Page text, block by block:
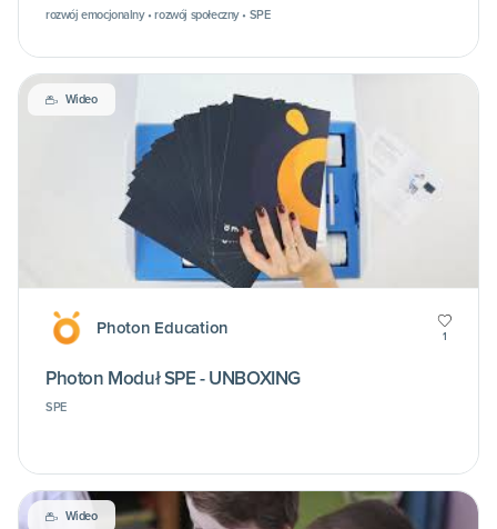
rozwój emocjonalny • rozwój społeczny • SPE
Wideo
Photon Education 1
Photon Moduł SPE - UNBOXING
SPE
Wideo